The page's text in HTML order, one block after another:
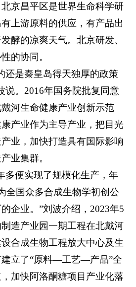
京昌平区是世界生命科学研
上游原料的供应，有产品出
酵的凉爽天气。北京研发、
的协同。
还是秦皇岛得天独厚的政策
说。2016年国务院批复同意
河生命健康产业创新示范
产业作为主导产业，把目光
业，加快打造具有国际影响
业集群。
多便实现了规模化生产，年
全国众多合成生物学初创公
企业。”刘波介绍，2023年5
造产业园一期工程在北戴河
合成生物工程放大中心及生
建立了“原料—工艺—产品”全
加快阿洛酮糖项目产业化落